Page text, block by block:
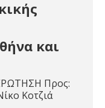
και
Προς:
Κοτζιά